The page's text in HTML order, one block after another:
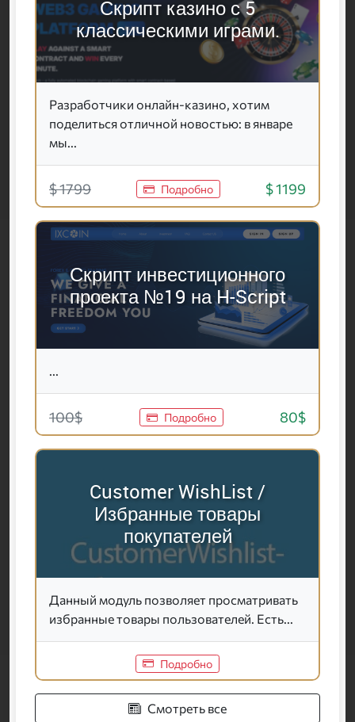
Скрипт казино с 5
классическими играми.
Разработчики онлайн-казино, хотим
поделиться отличной новостью: в январе
мы...
$ 1799 Подробно $ 1199
Скрипт инвестиционного
проекта №19 на H-Script
...
100$ Подробно 80$
Customer WishList /
Избранные товары
покупателей
Данный модуль позволяет просматривать
избранные товары пользователей. Есть...
Подробно
Смотреть все